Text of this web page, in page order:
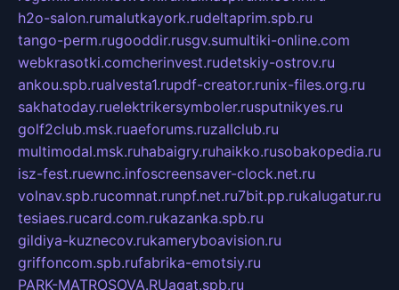
h2o-salon.rumalutkayork.rudeltaprim.spb.ru
tango-perm.rugooddir.rusgv.sumultiki-online.com
webkrasotki.comcherinvest.rudetskiy-ostrov.ru
ankou.spb.rualvesta1.rupdf-creator.runix-files.org.ru
sakhatoday.ruelektrikersymboler.rusputnikyes.ru
golf2club.msk.ruaeforums.ruzallclub.ru
multimodal.msk.ruhabaigry.ruhaikko.rusobakopedia.ru
isz-fest.ruewnc.infoscreensaver-clock.net.ru
volnav.spb.rucomnat.runpf.net.ru7bit.pp.rukalugatur.ru
tesiaes.rucard.com.rukazanka.spb.ru
gildiya-kuznecov.rukameryboavision.ru
griffoncom.spb.rufabrika-emotsiy.ru
PARK-MATROSOVA.RUagat.spb.ru